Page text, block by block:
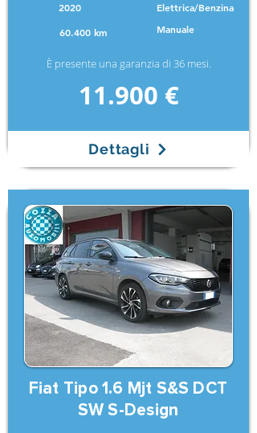
2020
60.400 km
Elettrica/Benzina
Manuale
È presente una garanzia di 36 mesi.
11.900 €
Dettagli
Fiat Tipo 1.6 Mjt S&S DCT
SW S-Design